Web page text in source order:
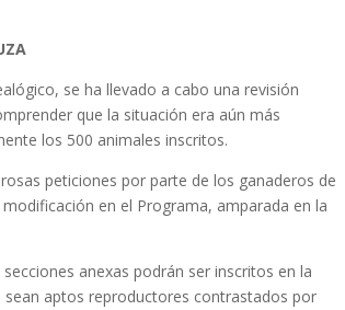
se ha llevado a cabo una revisión
que la situación era aún más
los 500 animales inscritos.
peticiones por parte de los ganaderos de
en el Programa, amparada en la
anexas podrán ser inscritos en la
aptos reproductores contrastados por